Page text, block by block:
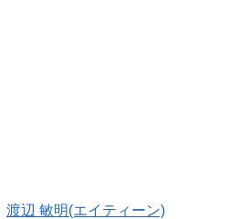
渡辺 敏明(エイティーン)